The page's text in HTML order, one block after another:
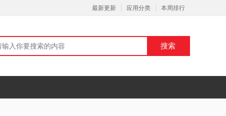
最新更新 应用分类 本周排行